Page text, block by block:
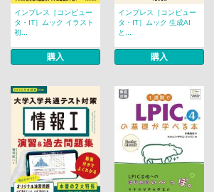
インプレス［コンピュー
タ・IT］ムック イラスト
初...
購入
インプレス［コンピュー
タ・IT］ムック 生成AI
と...
購入